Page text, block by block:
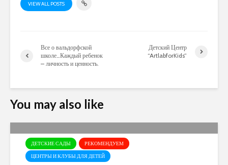
VIEW ALL POSTS
Все о вальдорфской
школе…Каждый ребенок
– личность и ценность.
Детский Центр
“ArtlabforKids”
You may also like
ДЕТСКИЕ САДЫ
РЕКОМЕНДУЕМ
ЦЕНТРЫ И КЛУБЫ ДЛЯ ДЕТЕЙ